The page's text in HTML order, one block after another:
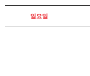
일요일